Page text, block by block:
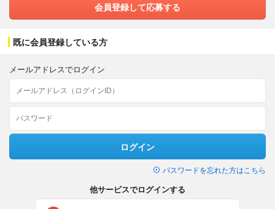
会員登録して応募する
既に会員登録している方
メールアドレスでログイン
ログイン
パスワードを忘れた方はこちら
他サービスでログインする